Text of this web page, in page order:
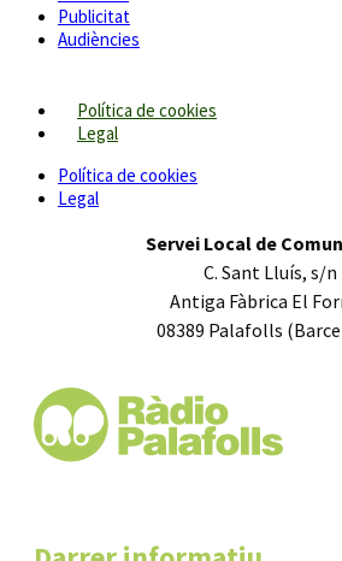
Publicitat
Audiències
Política de cookies
Legal
Política de cookies
Legal
Servei Local de
C. Sant Lluís, s/n
Antiga Fàbrica El
08389 Palafolls